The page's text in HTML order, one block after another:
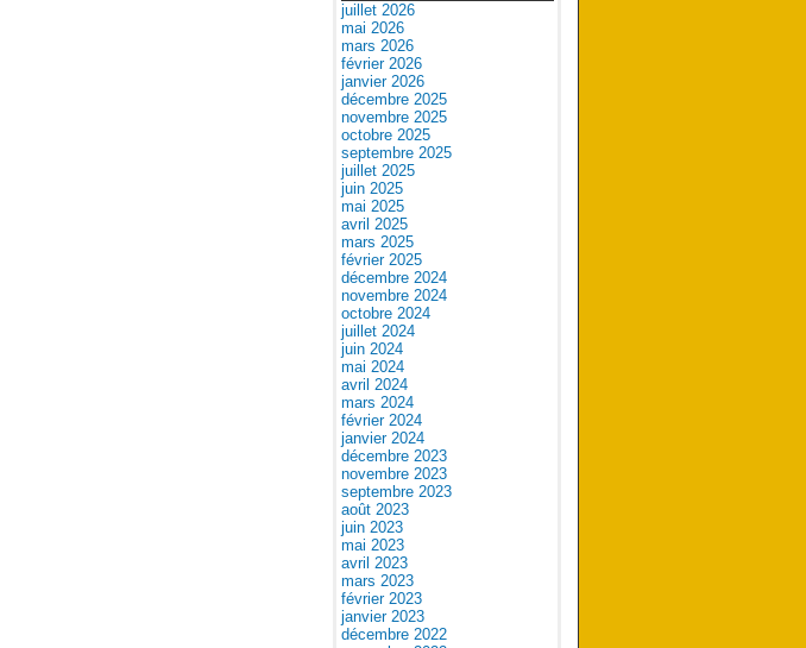
juillet 2026
mai 2026
mars 2026
février 2026
janvier 2026
décembre 2025
novembre 2025
octobre 2025
septembre 2025
juillet 2025
juin 2025
mai 2025
avril 2025
mars 2025
février 2025
décembre 2024
novembre 2024
octobre 2024
juillet 2024
juin 2024
mai 2024
avril 2024
mars 2024
février 2024
janvier 2024
décembre 2023
novembre 2023
septembre 2023
août 2023
juin 2023
mai 2023
avril 2023
mars 2023
février 2023
janvier 2023
décembre 2022